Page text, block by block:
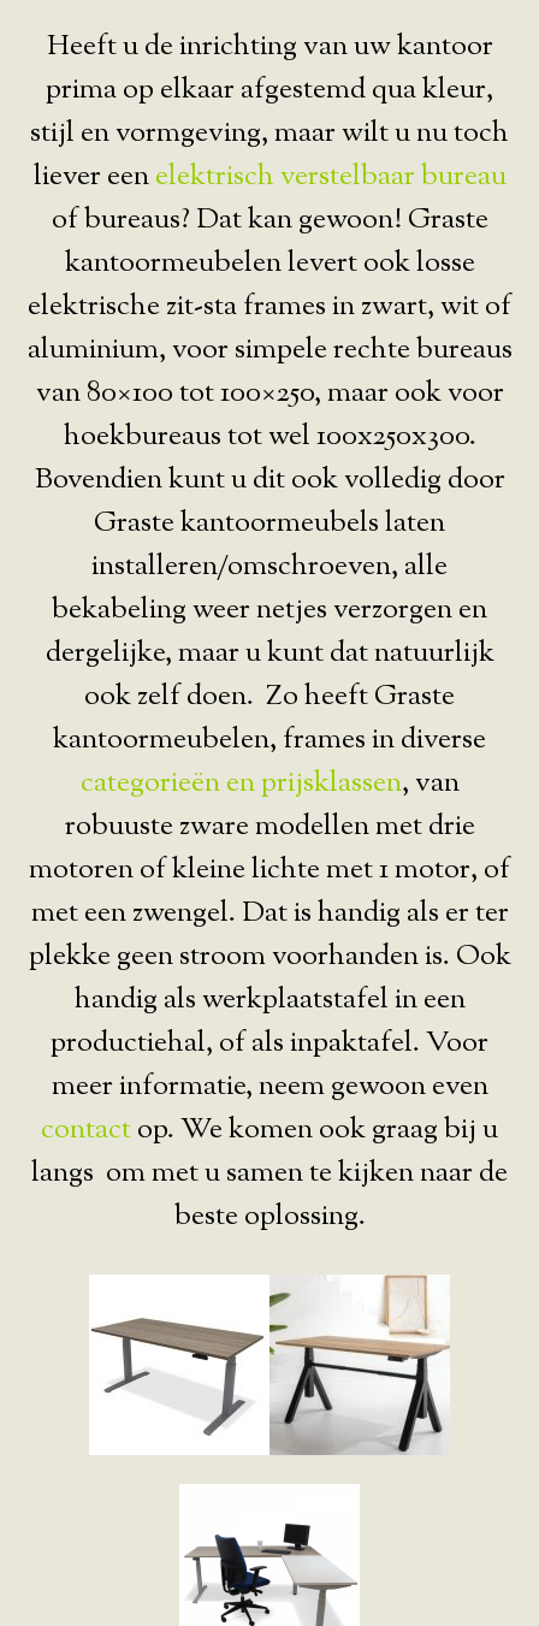
Heeft u de inrichting van uw kantoor
prima op elkaar afgestemd qua kleur,
stijl en vormgeving, maar wilt u nu toch
liever eenelektrisch verstelbaar bureau
of bureaus? Dat kan gewoon! Graste
kantoormeubelen levert ook losse
elektrische zit-sta frames in zwart, wit of
aluminium, voor simpele rechte bureaus
van 80×100 tot 100×250, maar ook voor
hoekbureaus tot wel 100x250x300.
Bovendien kunt u dit ook volledig door
Graste kantoormeubels laten
installeren/omschroeven, alle
bekabeling weer netjes verzorgen en
dergelijke, maar u kunt dat natuurlijk
ook zelf doen. Zo heeft Graste
kantoormeubelen, frames in diverse
categorieën en prijsklassen, van
robuuste zware modellen met drie
motoren of kleine lichte met 1 motor, of
met een zwengel. Dat is handig als er ter
plekke geen stroom voorhanden is. Ook
handig als werkplaatstafel in een
productiehal, of als inpaktafel. Voor
meer informatie, neem gewoon even
contactop. We komen ook graag bij u
langs om met u samen te kijken naar de
beste oplossing.